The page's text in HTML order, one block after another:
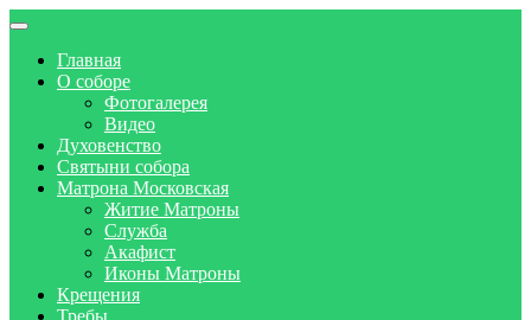
Главная
О соборе
Фотогалерея
Видео
Духовенство
Святыни собора
Матрона Московская
Житие Матроны
Служба
Акафист
Иконы Матроны
Крещения
Требы